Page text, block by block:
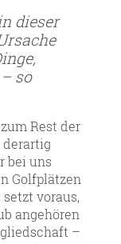
dieser
so
Rest der
derartig
bei uns
Golfplätzen
voraus,
angehören
–